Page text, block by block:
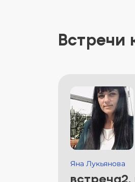
Встречи
Яна Лукьянова